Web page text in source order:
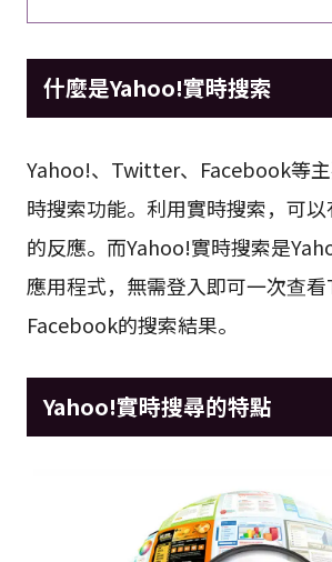
什麼是Yahoo!實時搜索
Yahoo!、Twitter、Facebook等
時搜索功能。利用實時搜索，可
的反應。而Yahoo!實時搜索是
應用程式，無需登入即可一次查
Facebook的搜索結果。
Yahoo!實時搜尋的特點